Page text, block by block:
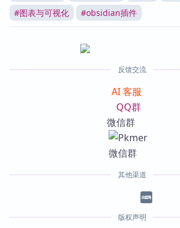
#图表与可视化 #obsidian插件
反馈交流
AI 客服
QQ群
微信群
其他渠道
版权声明